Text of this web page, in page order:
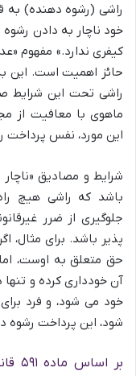
راشی (رشوه دهنده) به
خود ناچار به دادن
کیفری ندارد.» مفهوم
حائز اهمیت است. این
راشی تحت این شرایط
ماهوی با معافیت از
این مورد، نفس پرداخت
شرایط و مصادیق
باشد که راشی هیچ
جلوگیری از ضرر
پذیر باشد. برای مثال،
حق متعلق به اوست،
آن خودداری کرده و
خود می شود، و فرد
شود، این پرداخت رشوه در چارچوب
بر